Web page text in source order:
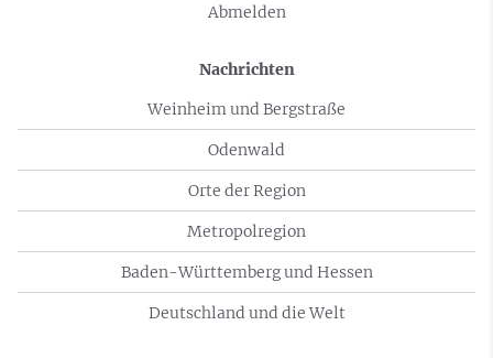
Abmelden
Nachrichten
Weinheim und Bergstraße
Odenwald
Orte der Region
Metropolregion
Baden-Württemberg und Hessen
Deutschland und die Welt